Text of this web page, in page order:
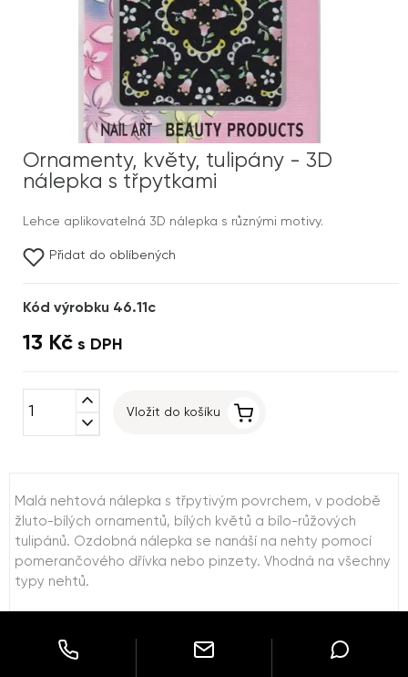
Ornamenty, květy, tulipány - 3D
nálepka s třpytkami
Lehce aplikovatelná 3D nálepka s různými motivy.
Přidat do oblíbených
Kód výrobku 46.11c
13 Kč s DPH
expand_less
expand_more
Vložit do košíku
Malá nehtová nálepka s třpytivým povrchem, v podobě
žluto-bílých ornamentů, bílých květů a bílo-růžových
tulipánů. Ozdobná nálepka se nanáší na nehty pomocí
pomerančového dřívka nebo pinzety. Vhodná na všechny
typy nehtů.